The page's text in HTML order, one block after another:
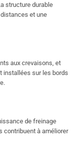
structure durable
et une
aux crevaisons, et
installées sur les bords
de freinage
contribuent à améliorer